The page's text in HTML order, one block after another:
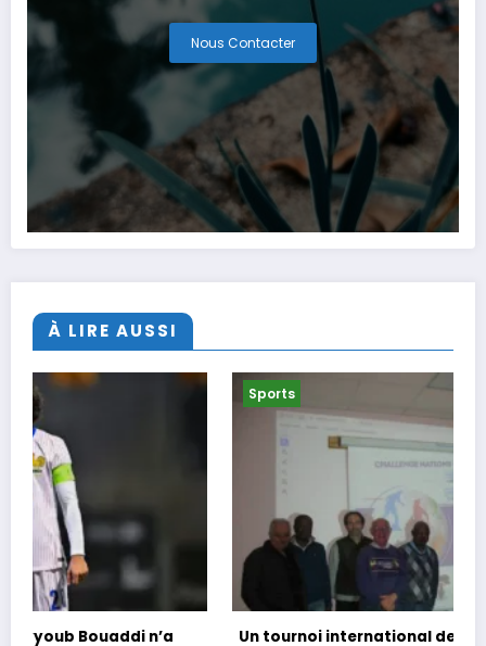
Nous Contacter
À LIRE AUSSI
Un tournoi international de foot en marchant dans